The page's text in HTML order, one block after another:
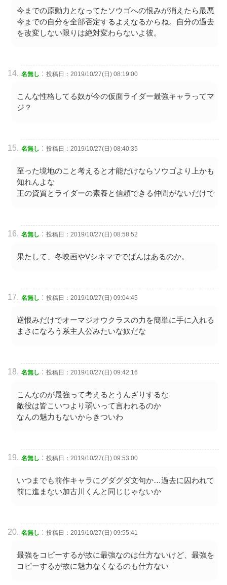
今までの原動力となってたソウゴへの恨みが消えたら最悪
今までの自分を全部否定するよえなるからね。自分の過去
を改変しない限りは絶対変わらないよ彼。
名無し : 投稿日：2019/10/27(日) 08:19:00
こんな性格してる奴が今の仮面ライダー最強キャラってマ
ジ？
名無し : 投稿日：2019/10/27(日) 08:40:35
至った境地のこと考えると才能だけならソウゴより上かも
知れんよな
王の資質とライダーの素養と信頼できる仲間がないだけで
名無し : 投稿日：2019/10/27(日) 08:58:52
果たして、冬映画やVシネマででばんはあるのか。
名無し : 投稿日：2019/10/27(日) 09:04:45
逆恨みだけでオーマジオウクラスの力を簡単に手に入れる
まさになろう系主人公みたいな奴だな
名無し : 投稿日：2019/10/27(日) 09:42:16
こんなのが最強って考えるとうんざりするな
敵役は皆こいつより弱いって言われるのか
なんの魅力もないからきついわ
名無し : 投稿日：2019/10/27(日) 09:53:00
いつまでも前作キャラにグダグダ文句か…過去に囚われて
前に進まない加古川くんと同じじゃないか
名無し : 投稿日：2019/10/27(日) 09:55:41
最強をコピーするが故に最強なのは仕方ないけど、最強を
コピーするが故に魅力なくなるのも仕方ない